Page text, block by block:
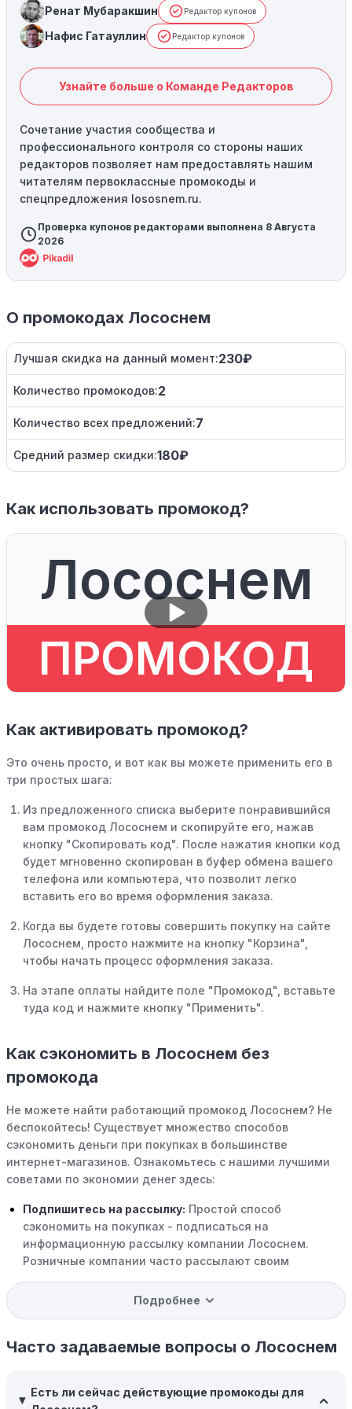
Ренат Мубаракшин Редактор купонов
Нафис Гатауллин Редактор купонов
Узнайте больше о Команде Редакторов
Сочетание участия сообщества и
профессионального контроля со стороны наших
редакторов позволяет нам предоставлять нашим
читателям первоклассные промокоды и
спецпредложения lososnem.ru.
Проверка купонов редакторами выполнена 8 Августа
2026
О промокодах Лососнем
Лучшая скидка на данный момент:230₽
Количество промокодов:2
Количество всех предложений:7
Средний размер скидки:180₽
Как использовать промокод?
Лососнем
ПРОМОКОД
Как активировать промокод?
Это очень просто, и вот как вы можете применить его в
три простых шага:
Из предложенного списка выберите понравившийся
вам промокод Лососнем и скопируйте его, нажав
кнопку "Скопировать код". После нажатия кнопки код
будет мгновенно скопирован в буфер обмена вашего
телефона или компьютера, что позволит легко
вставить его во время оформления заказа.
Когда вы будете готовы совершить покупку на сайте
Лососнем, просто нажмите на кнопку "Корзина",
чтобы начать процесс оформления заказа.
На этапе оплаты найдите поле "Промокод", вставьте
туда код и нажмите кнопку "Применить".
Как сэкономить в Лососнем без
промокода
Не можете найти работающий промокод Лососнем? Не
беспокойтесь! Существует множество способов
сэкономить деньги при покупках в большинстве
интернет-магазинов. Ознакомьтесь с нашими лучшими
советами по экономии денег здесь:
Подпишитесь на рассылку: Простой способ
сэкономить на покупках - подписаться на
информационную рассылку компании Лососнем.
Розничные компании часто рассылают своим
доступ к распродажам.
компании Лососнем есть программы поощрения,
позволяющие зарабатывать баллы или cashback на
скидки или будущие покупки.
Подробнее
Часто задаваемые вопросы о Лососнем
Есть ли сейчас действующие промокоды для